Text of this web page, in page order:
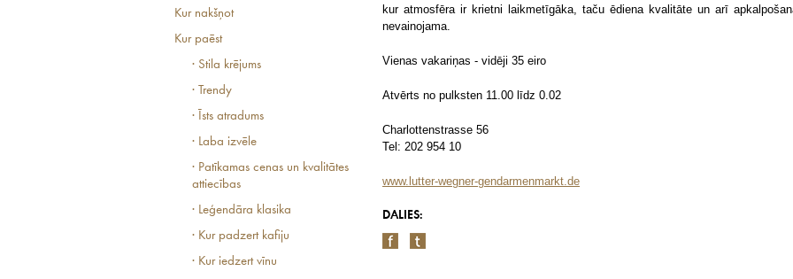
Kur nakšņot
Kur paēst
· Stila krējums
· Trendy
· Īsts atradums
· Laba izvēle
· Patīkamas cenas un kvalitātes
attiecības
· Leģendāra klasika
· Kur padzert kafiju
· Kur iedzert vīnu
kur atmosfēra ir krietni laikmetīgāka, taču ēdiena kvalitāte un arī
nevainojama.
Vienas vakariņas - vidēji 35 eiro
Atvērts no pulksten 11.00 līdz 0.02
Charlottenstrasse 56
Tel: 202 954 10
www.lutter-wegner-gendarmenmarkt.de
DALIES: